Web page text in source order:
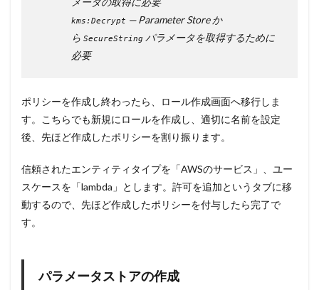
kms:Decrypt — Parameter Store か
ら SecureString パラメータを取得するために
必要
ポリシーを作成し終わったら、ロール作成画面へ移行しま
す。こちらでも新規にロールを作成し、適切に名前を設定
後、先ほど作成したポリシーを割り振ります。
信頼されたエンティティタイプを「AWSのサービス」、ユー
スケースを「lambda」とします。許可を追加というタブに移
動するので、先ほど作成したポリシーを付与したら完了で
す。
パラメータストアの作成